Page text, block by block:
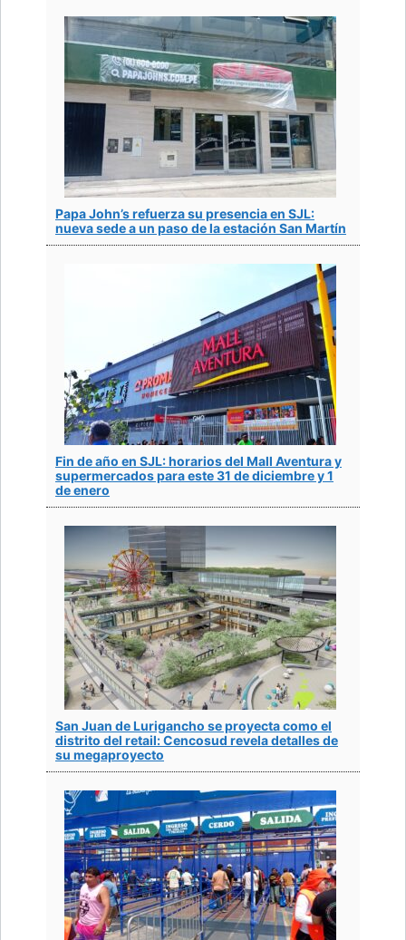
Papa John’s refuerza su presencia en SJL:
nueva sede a un paso de la estación San Martín
Fin de año en SJL: horarios del Mall Aventura y
supermercados para este 31 de diciembre y 1
de enero
San Juan de Lurigancho se proyecta como el
distrito del retail: Cencosud revela detalles de
su megaproyecto